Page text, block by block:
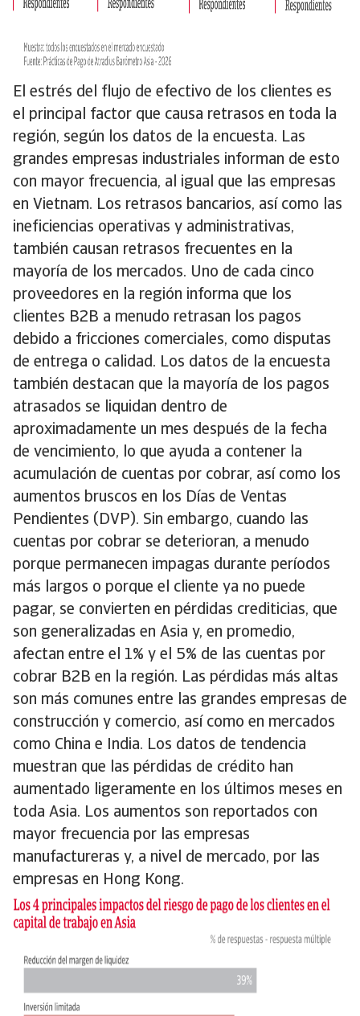
El estrés del flujo de efectivo de los clientes es
el principal factor que causa retrasos en toda la
región, según los datos de la encuesta. Las
grandes empresas industriales informan de esto
con mayor frecuencia, al igual que las empresas
en Vietnam. Los retrasos bancarios, así como las
ineficiencias operativas y administrativas,
también causan retrasos frecuentes en la
mayoría de los mercados. Uno de cada cinco
proveedores en la región informa que los
clientes B2B a menudo retrasan los pagos
debido a fricciones comerciales, como disputas
de entrega o calidad. Los datos de la encuesta
también destacan que la mayoría de los pagos
atrasados se liquidan dentro de
aproximadamente un mes después de la fecha
de vencimiento, lo que ayuda a contener la
acumulación de cuentas por cobrar, así como los
aumentos bruscos en los Días de Ventas
Pendientes (DVP). Sin embargo, cuando las
cuentas por cobrar se deterioran, a menudo
porque permanecen impagas durante períodos
más largos o porque el cliente ya no puede
pagar, se convierten en pérdidas crediticias, que
son generalizadas en Asia y, en promedio,
afectan entre el 1% y el 5% de las cuentas por
cobrar B2B en la región. Las pérdidas más altas
son más comunes entre las grandes empresas de
construcción y comercio, así como en mercados
como China e India. Los datos de tendencia
muestran que las pérdidas de crédito han
aumentado ligeramente en los últimos meses en
toda Asia. Los aumentos son reportados con
mayor frecuencia por las empresas
manufactureras y, a nivel de mercado, por las
empresas en Hong Kong.